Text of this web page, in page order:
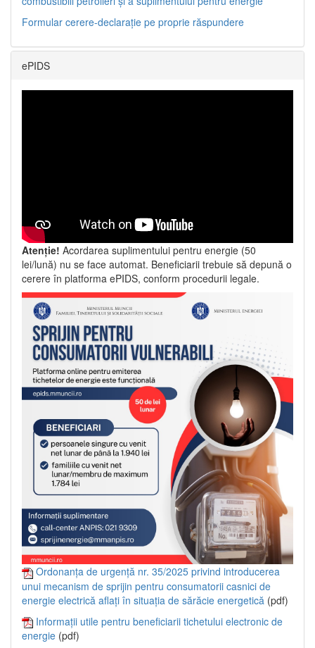
Formular cerere-declarație pe proprie răspundere
ePIDS
Atenție! Acordarea suplimentului pentru energie (50
lei/lună) nu se face automat. Beneficiarii trebuie să depună o
cerere în platforma ePIDS, conform procedurii legale.
Ordonanța de urgență nr. 35/2025 privind introducerea
unui mecanism de sprijin pentru consumatorii casnici de
energie electrică aflați în situația de sărăcie energetică (pdf)
Informații utile pentru beneficiarii tichetului electronic de
energie (pdf)